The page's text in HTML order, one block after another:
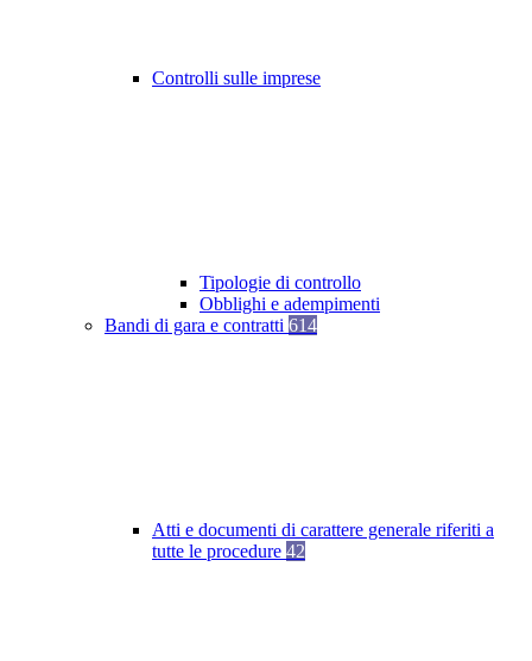
Controlli sulle imprese
Tipologie di controllo
Obblighi e adempimenti
Bandi di gara e contratti 614
Atti e documenti di carattere generale riferiti a
tutte le procedure 42